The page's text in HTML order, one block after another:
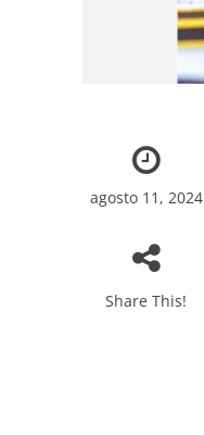
agosto 11, 2024
Share This!